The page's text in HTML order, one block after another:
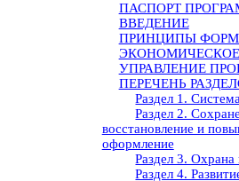
ПАСПОРТ
ВВЕДЕНИЕ
ПРИНЦИПЫ
УПРАВЛЕНИЕ
ПЕРЕЧЕНЬ
Раздел 1.
Раздел 2.
восстановление и
оформление
Раздел 3. Охрана
Раздел 4.